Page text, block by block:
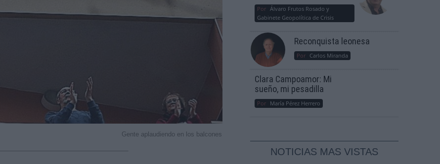
Gente aplaudiendo en los balcones
Por Álvaro Frutos Rosado y
Gabinete Geopolítica de Crisis
Reconquista leonesa
Por Carlos Miranda
Clara Campoamor: Mi
sueño, mi pesadilla
Por María Pérez Herrero
NOTICIAS MAS VISTAS